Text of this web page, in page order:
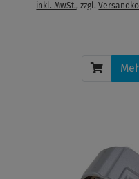
inkl. MwSt., zzgl.